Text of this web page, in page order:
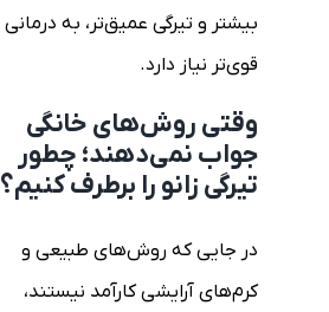
بیشتر و تیرگی عمیق‌تر، به درمانی
قوی‌تر نیاز دارد.
وقتی روش‌های خانگی
جواب نمی‌دهند؛ چطور
تیرگی زانو را برطرف کنیم؟
در جایی که روش‌های طبیعی و
کرم‌های آرایشی کارآمد نیستند،